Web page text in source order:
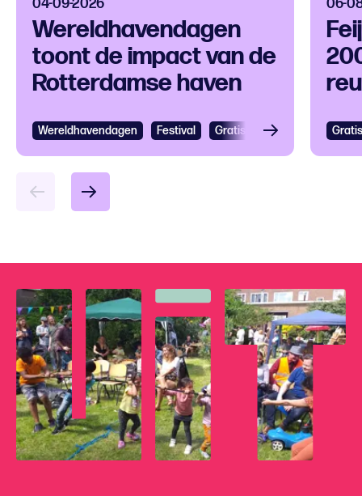
04-09-2026
Wereldhavendagen
toont de impact van de
Rotterdamse haven
Wereldhavendagen Festival Gratis Festival
06-
Bekijken